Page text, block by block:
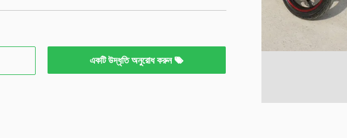
একটি উদ্ধৃতি অনুরোধ করুন